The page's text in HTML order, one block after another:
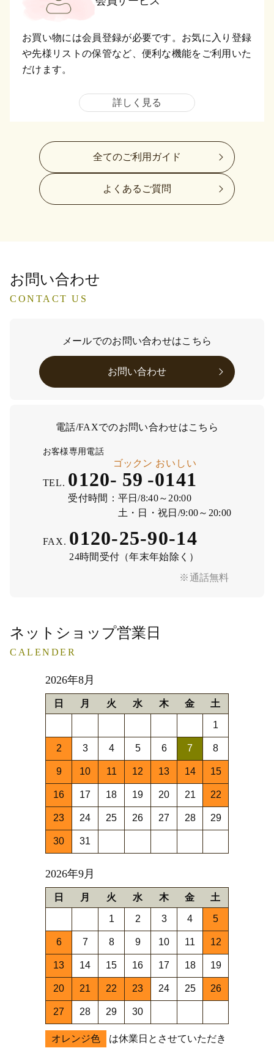
お買い物には会員登録が必要です。お気に入り登録
や先様リストの保管など、便利な機能をご利用いた
だけます。
詳しく見る
全てのご利用ガイド
よくあるご質問
お問い合わせ
CONTACT US
メールでのお問い合わせはこちら
お問い合わせ
電話/FAXでのお問い合わせはこちら
※通話無料
お客様専用電話
TEL. 0120- 59
ゴックン
-0141
おいしい
受付時間： 平日/8:40～20:00
土・日・祝日/9:00～20:00
FAX. 0120-25-90-14
24時間受付（年末年始除く）
ネットショップ営業日
CALENDER
2026年8月
日 月 火 水 木 金 土
1
2 3 4 5 6 7 8
9 10 11 12 13 14 15
16 17 18 19 20 21 22
23 24 25 26 27 28 29
30 31
2026年9月
日 月 火 水 木 金 土
1 2 3 4 5
6 7 8 9 10 11 12
13 14 15 16 17 18 19
20 21 22 23 24 25 26
27 28 29 30
オレンジ色
は休業日とさせていただき